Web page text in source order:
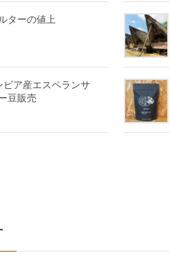
ターの値上
ビア産エスペランサ
豆販売